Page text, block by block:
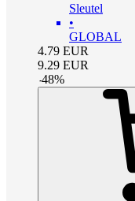
Sleutel
•
GLOBAL
4.79 EUR
9.29 EUR
-48%